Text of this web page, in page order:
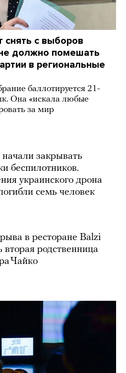
снять с выборов
должно помешать
в региональные
баллотируется 21-
Она «искала любые
за мир
закрывать
беспилотников.
украинского дрона
семь человек
в ресторане Balzi
вторая родственница
Чайко